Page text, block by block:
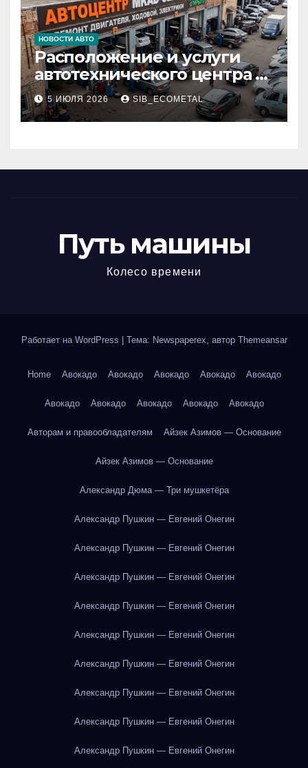
НОВОСТИ АВТО
Расположение и услуги
автотехнического центра в
районе 84-го километра
МКАД
5 ИЮЛЯ 2026 SIB_ECOMETAL
Путь машины
Колесо времени
Работает на WordPress | Тема: Newspaperex, автор Themeansar
Home Авокадо Авокадо Авокадо Авокадо Авокадо
Авокадо Авокадо Авокадо Авокадо Авокадо
Авторам и правообладателям Айзек Азимов — Основание
Айзек Азимов — Основание
Александр Дюма — Три мушкетёра
Александр Пушкин — Евгений Онегин
Александр Пушкин — Евгений Онегин
Александр Пушкин — Евгений Онегин
Александр Пушкин — Евгений Онегин
Александр Пушкин — Евгений Онегин
Александр Пушкин — Евгений Онегин
Александр Пушкин — Евгений Онегин
Александр Пушкин — Евгений Онегин
Александр Пушкин — Евгений Онегин